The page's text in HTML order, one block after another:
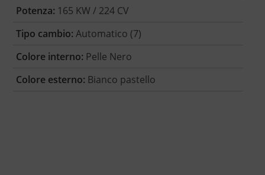
Potenza: 165 KW / 224 CV
Tipo cambio: Automatico (7)
Colore interno: Pelle Nero
Colore esterno: Bianco pastello